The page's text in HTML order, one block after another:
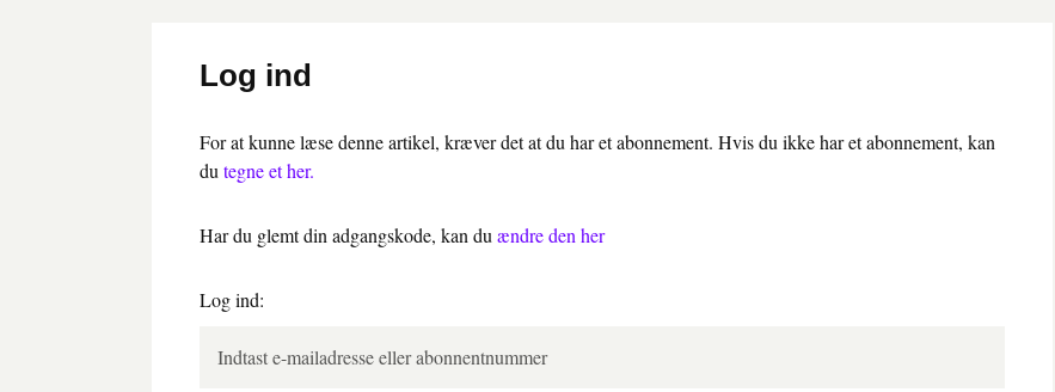
Log ind
For at kunne læse denne artikel, kræver det at du har et abonnement. Hvis du ikke har et abonnement, kan
du tegne et her.
Har du glemt din adgangskode, kan du ændre den her
Log ind: